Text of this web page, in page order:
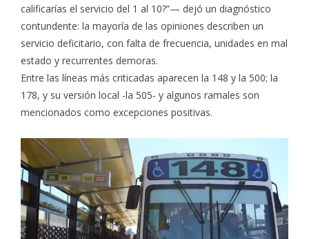
calificarías el servicio del 1 al 10?”— dejó un diagnóstico
contundente: la mayoría de las opiniones describen un
servicio deficitario, con falta de frecuencia, unidades en mal
estado y recurrentes demoras.
Entre las líneas más criticadas aparecen la 148 y la 500; la
178, y su versión local -la 505- y algunos ramales son
mencionados como excepciones positivas.